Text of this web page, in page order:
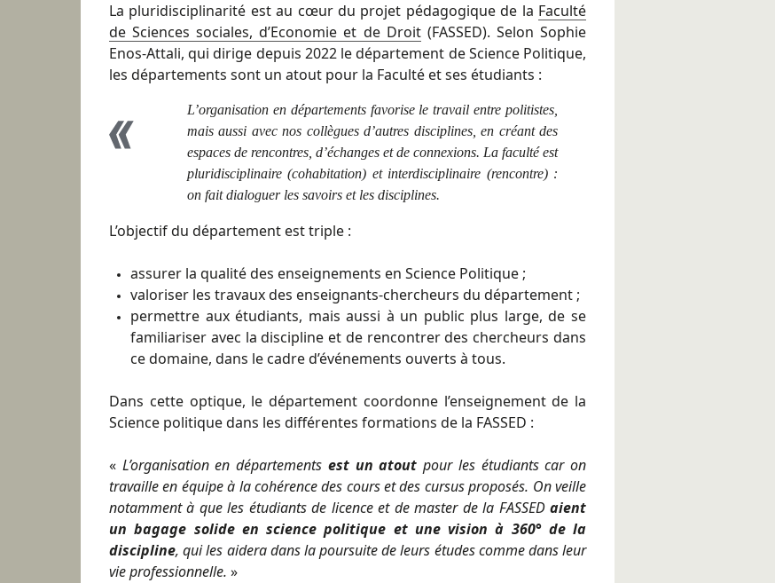
La pluridisciplinarité est au cœur du projet pédagogique de la Faculté
de Sciences sociales, d’Economie et de Droit(FASSED). Selon Sophie
Enos-Attali, qui dirige depuis 2022 le département de Science Politique,
les départements sont un atout pour la Faculté et ses étudiants :
L’organisation en départements favorise le travail entre politistes,
mais aussi avec nos collègues d’autres disciplines, en créant des
espaces de rencontres, d’échanges et de connexions. La faculté est
pluridisciplinaire (cohabitation) et interdisciplinaire (rencontre) :
on fait dialoguer les savoirs et les disciplines.
L’objectif du département est triple :
assurer la qualité des enseignements en Science Politique ;
valoriser les travaux des enseignants-chercheurs du département ;
permettre aux étudiants, mais aussi à un public plus large, de se
familiariser avec la discipline et de rencontrer des chercheurs dans
ce domaine, dans le cadre d’événements ouverts à tous.
Dans cette optique, le département coordonne l’enseignement de la
Science politique dans les différentes formations de la FASSED :
« L’organisation en départements est un atout pour les étudiants car on
travaille en équipe à la cohérence des cours et des cursus proposés. On veille
notamment à que les étudiants de licence et de master de la FASSED aient
un bagage solide en science politique et une vision à 360° de la
discipline, qui les aidera dans la poursuite de leurs études comme dans leur
vie professionnelle. »